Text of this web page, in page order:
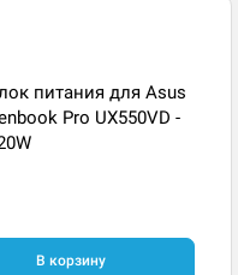
питания для Asus
Pro UX550VD -
В корзину